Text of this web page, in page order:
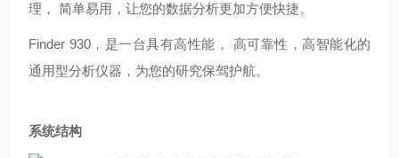
理， 简单易用，让您的数据分析更加方便快捷。
Finder 930，是一台具有高性能， 高可靠性，高智能化的
通用型分析仪器，为您的研究保驾护航。
系统结构